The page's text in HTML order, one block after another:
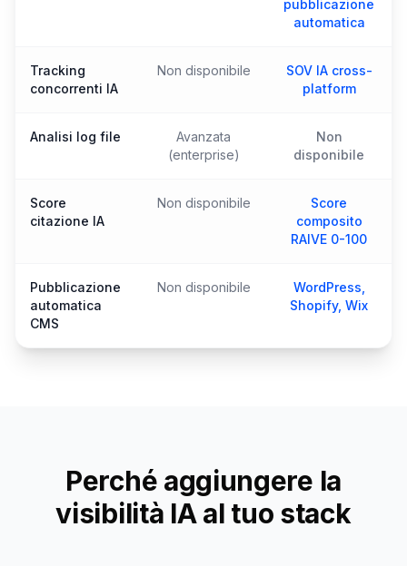
pubblicazione
automatica
Tracking
concorrenti IA
Non disponibile
SOV IA cross-
platform
Analisi log file
Avanzata
(enterprise)
Non
disponibile
Score
citazione IA
Non disponibile
Score
composito
RAIVE 0-100
Pubblicazione
automatica
CMS
Non disponibile
WordPress,
Shopify, Wix
Perché aggiungere la
visibilità IA al tuo stack